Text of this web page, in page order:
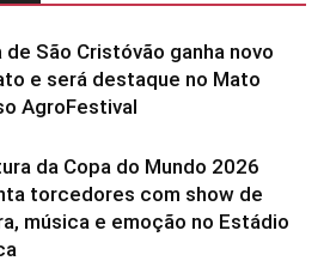
de São Cristóvão ganha novo
e será destaque no Mato
AgroFestival
da Copa do Mundo 2026
torcedores com show de
música e emoção no Estádio